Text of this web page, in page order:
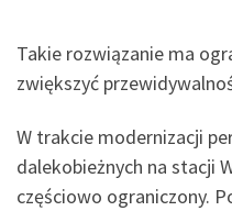
Takie rozwiązanie ma
zwiększyć
W trakcie modernizacji
dalekobieżnych na stacji
częściowo ograniczony.